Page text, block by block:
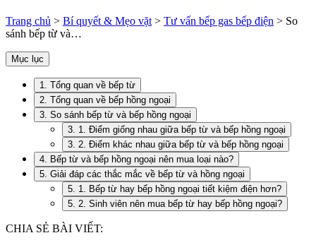
Trang chủ > Bí quyết & Mẹo vặt > Tư vấn bếp gas bếp điện > So
sánh bếp từ và…
Mục lục
1. Tổng quan về bếp từ
2. Tổng quan về bếp hồng ngoại
3. So sánh bếp từ và bếp hồng ngoại
3. 1. Điểm giống nhau giữa bếp từ và bếp hồng ngoại
3. 2. Điểm khác nhau giữa bếp từ và bếp hồng ngoại
4. Bếp từ và bếp hồng ngoại nên mua loại nào?
5. Giải đáp các thắc mắc về bếp từ và hồng ngoại
5. 1. Bếp từ hay bếp hồng ngoại tiết kiệm điện hơn?
5. 2. Sinh viên nên mua bếp từ hay bếp hồng ngoại?
CHIA SẺ BÀI VIẾT: